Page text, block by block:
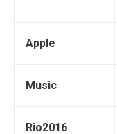
Apple
Music
Rio2016